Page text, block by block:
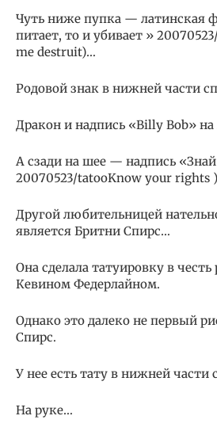
Чуть ниже пупка — латинская
питает, то и убивает »
me destruit)…
Родовой знак в нижней части
Дракон и надпись «Billy Bob»
А сзади на шее — надпись
20070523/tatooKnow your rights
Другой любительницей
является Бритни Спирс…
Она сделала татуировку в
Кевином Федерлайном.
Однако это далеко не первый
Спирс.
У нее есть тату в нижней
На руке…